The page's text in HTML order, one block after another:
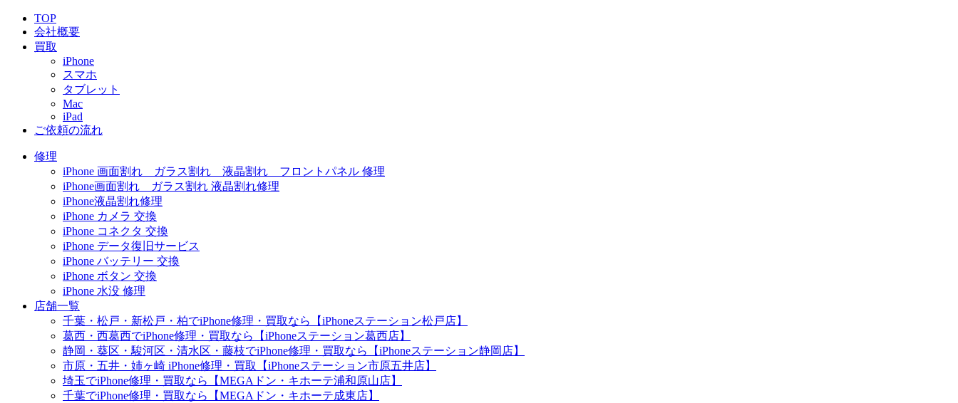
TOP
会社概要
買取
iPhone
スマホ
タブレット
Mac
iPad
ご依頼の流れ
修理
iPhone 画面割れ ガラス割れ 液晶割れ フロントパネル 修理
iPhone画面割れ ガラス割れ 液晶割れ修理
iPhone液晶割れ修理
iPhone カメラ 交換
iPhone コネクタ 交換
iPhone データ復旧サービス
iPhone バッテリー 交換
iPhone ボタン 交換
iPhone 水没 修理
店舗一覧
千葉・松戸・新松戸・柏でiPhone修理・買取なら【iPhoneステーション松戸店】
葛西・西葛西でiPhone修理・買取なら【iPhoneステーション葛西店】
静岡・葵区・駿河区・清水区・藤枝でiPhone修理・買取なら【iPhoneステーション静岡店】
市原・五井・姉ヶ崎 iPhone修理・買取【iPhoneステーション市原五井店】
埼玉でiPhone修理・買取なら【MEGAドン・キホーテ浦和原山店】
千葉でiPhone修理・買取なら【MEGAドン・キホーテ成東店】